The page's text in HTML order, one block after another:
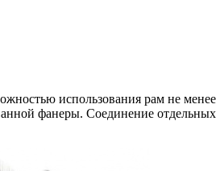
использования рам не
фанеры. Соединение